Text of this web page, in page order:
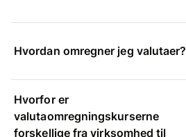
Hvordan omregner jeg valutaer?
Hvorfor er
valutaomregningskurserne
forskellige fra virksomhed til